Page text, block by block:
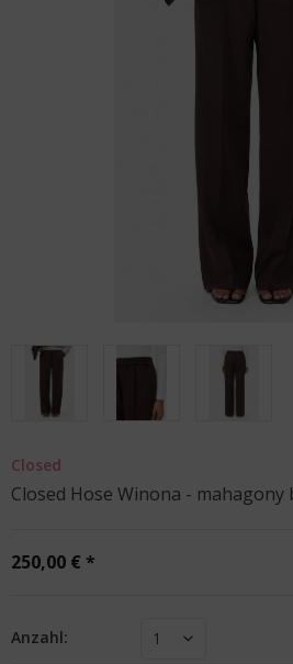
Closed
Closed Hose Winona - mahagony
250,00 € *
Anzahl: 1